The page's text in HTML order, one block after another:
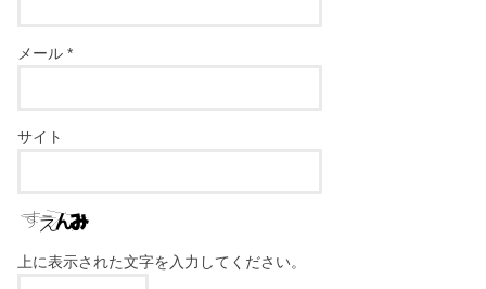
メール*
サイト
上に表示された文字を入力してください。